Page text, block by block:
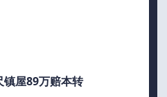
屋89万赔本转